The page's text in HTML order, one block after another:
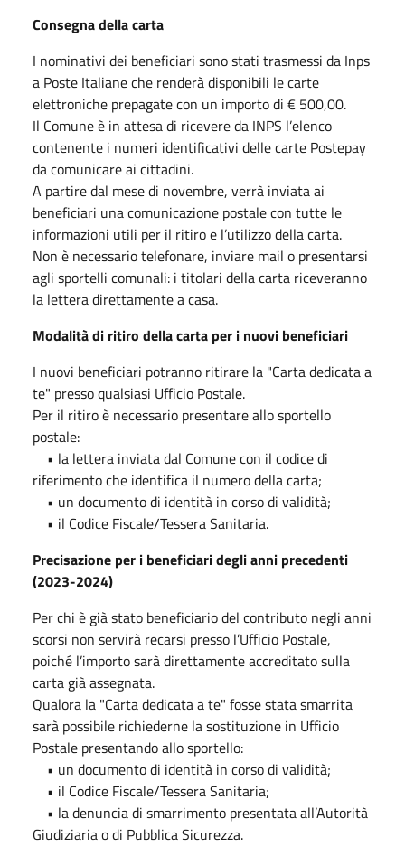
Consegna della carta
I nominativi dei beneficiari sono stati trasmessi da Inps
a Poste Italiane che renderà disponibili le carte
elettroniche prepagate con un importo di € 500,00.
Il Comune è in attesa di ricevere da INPS l’elenco
contenente i numeri identificativi delle carte Postepay
da comunicare ai cittadini.
A partire dal mese di novembre, verrà inviata ai
beneficiari una comunicazione postale con tutte le
informazioni utili per il ritiro e l’utilizzo della carta.
Non è necessario telefonare, inviare mail o presentarsi
agli sportelli comunali: i titolari della carta riceveranno
la lettera direttamente a casa.
Modalità di ritiro della carta per i nuovi beneficiari
I nuovi beneficiari potranno ritirare la "Carta dedicata a
te" presso qualsiasi Ufficio Postale.
Per il ritiro è necessario presentare allo sportello
postale:
• la lettera inviata dal Comune con il codice di
riferimento che identifica il numero della carta;
• un documento di identità in corso di validità;
• il Codice Fiscale/Tessera Sanitaria.
Precisazione per i beneficiari degli anni precedenti
(2023-2024)
Per chi è già stato beneficiario del contributo negli anni
scorsi non servirà recarsi presso l’Ufficio Postale,
poiché l’importo sarà direttamente accreditato sulla
carta già assegnata.
Qualora la "Carta dedicata a te" fosse stata smarrita
sarà possibile richiederne la sostituzione in Ufficio
Postale presentando allo sportello:
• un documento di identità in corso di validità;
• il Codice Fiscale/Tessera Sanitaria;
• la denuncia di smarrimento presentata all’Autorità
Giudiziaria o di Pubblica Sicurezza.